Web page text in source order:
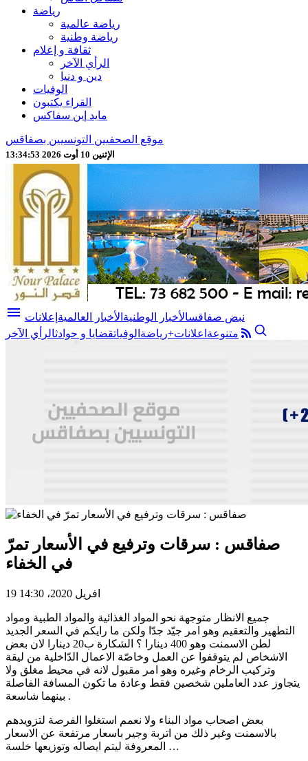
رياضة
رياضة عالمية
رياضة وطنية
ثقافة و إعلام
الرأي الآخر
دين و دنيا
الوفيات
القراء يكتبون
مايد إين سفاكس
موقع الصحفيين التونسيين بصفاقس
الإثنين 10 أوت 2026 13:34:55
menu نبض صفاقسالأخبار الوطنية الأخبار العالمية إعلانات
متنوعة اعلانات+رياضة الوفياتقضايا و حوادثالرأي الآخر
صفاقس : سرقات وترفيع في الأسعار تمرّ
في الخفاء
19 افريل 2020، 14:30
جميع الانظار متوجهة نحو المواد الغذائية والمواد الطبية ومواد
التطهير والتعقيم وهو امر جيّد جدّا ولكن ما رايكم في السعر الجديد
لطن الاسمنت وهو 400 دينارا ؟ الشكارة ب20 دينارا لان بعض
الاشخاص لم يتوقفوا عن العمل وخاصّة الاعمال الدّاخلية من ليقة
وتركيب الرخام وغيره وهو امر مقبول لانه في محيط مغلق ولا
يتجاوز عدد العاملين شخصين فقط وعادة ما تكون المسافة الفاصلة
بينهما شاسعة .
بعض اصحاب مواد البناء ولا نعمم استغلوا الفرصة لتزويدهم
بالاسمنت وغير ذلك من اتربة وجير باسعار مرتفعة عن الاسعار
المعروفة ليتم ايصاله وتوزيعها خلسة …